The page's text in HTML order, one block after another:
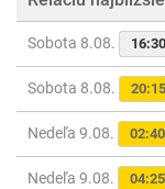
Sobota 8.08. 16:30
Sobota 8.08. 20:15
Nedeľa 9.08. 02:40
Nedeľa 9.08. 04:25